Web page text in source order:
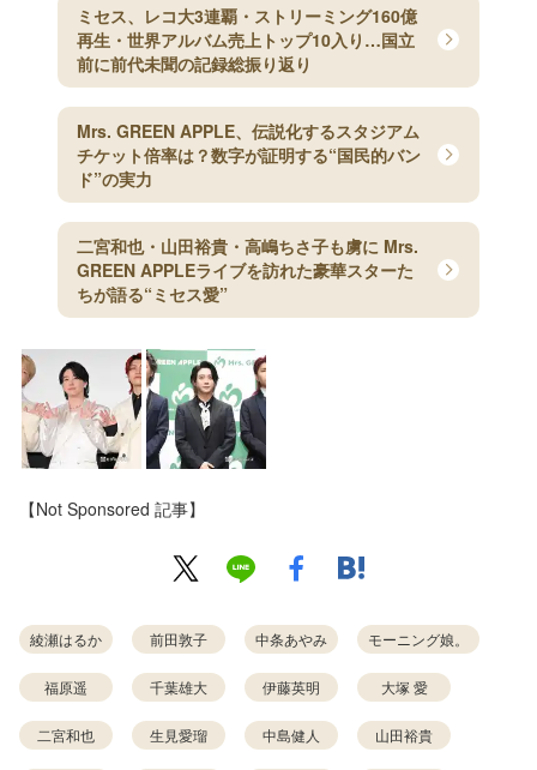
ミセス、レコ大3連覇・ストリーミング160億
再生・世界アルバム売上トップ10入り…国立
前に前代未聞の記録総振り返り
Mrs. GREEN APPLE、伝説化するスタジアム
チケット倍率は？数字が証明する“国民的バン
ド”の実力
二宮和也・山田裕貴・高嶋ちさ子も虜に Mrs.
GREEN APPLEライブを訪れた豪華スターた
ちが語る“ミセス愛”
【Not Sponsored 記事】
綾瀬はるか 前田敦子 中条あやみ モーニング娘。
福原遥 千葉雄大 伊藤英明 大塚 愛
二宮和也 生見愛瑠 中島健人 山田裕貴